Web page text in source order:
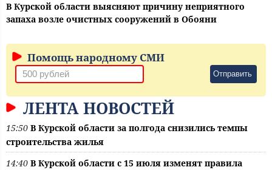
В Курской области выясняют причину неприятного
запаха возле очистных сооружений в Обояни
Помощь народному СМИ
Отправить
ЛЕНТА НОВОСТЕЙ
15:50 В Курской области за полгода снизились темпы
строительства жилья
14:40 В Курской области с 15 июля изменят правила